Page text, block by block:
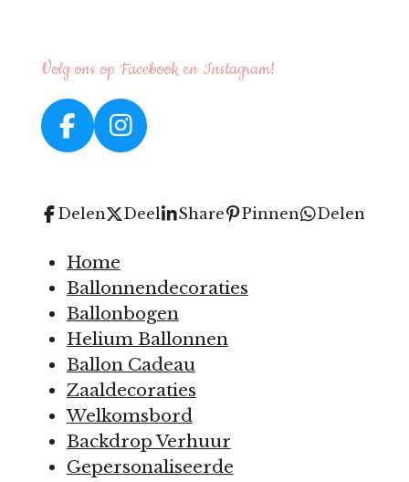
Volg ons op Facebook en Instagram!
F
a
e
o
o
k
I
n
t
g
r
a
m
Delen Deel Share Pinnen Delen
Home
Ballonnendecoraties
Ballonbogen
Helium Ballonnen
Ballon Cadeau
Zaaldecoraties
Welkomsbord
Backdrop Verhuur
Gepersonaliseerde